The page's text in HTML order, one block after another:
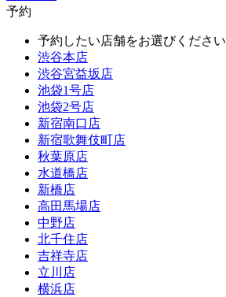
予約
予約したい店舗をお選びください
渋谷本店
渋谷宮益坂店
池袋1号店
池袋2号店
新宿南口店
新宿歌舞伎町店
秋葉原店
水道橋店
新橋店
高田馬場店
中野店
北千住店
吉祥寺店
立川店
横浜店